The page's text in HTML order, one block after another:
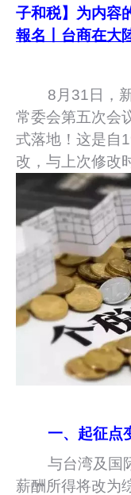
子和税】为内容
報名丨台商在大
8月31日，
常委会第五次会
式落地！这是自
改，与上次修改
一、起征点
与台湾及国
薪酬所得将改为